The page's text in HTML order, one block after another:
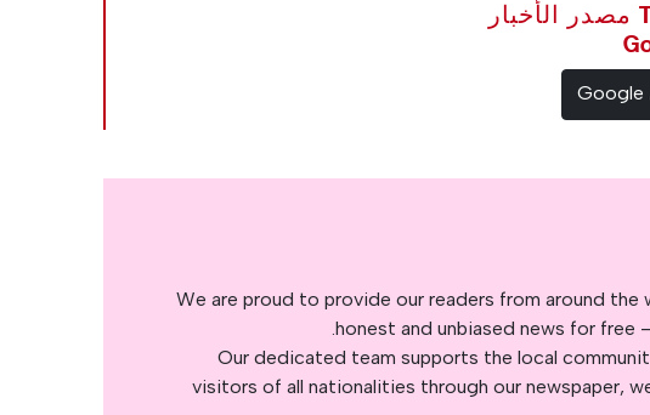
اجعل The Portugal News مصدر الأخبار
We are proud to provide our readers from around the
honest and unbiased news for free
Our dedicated team supports the local
visitors of all nationalities through our newspaper,